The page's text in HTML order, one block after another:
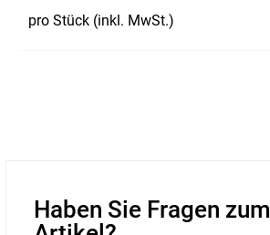
pro Stück (inkl. MwSt.)
Haben Sie Fragen zum